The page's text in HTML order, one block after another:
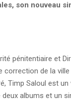
son nouveau
pénitentiaire et
correction de la
Timp Saloul est
albums et un